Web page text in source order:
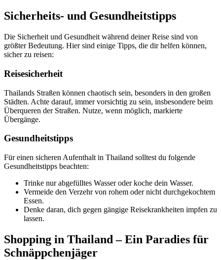
Sicherheits- und Gesundheitstipps
Die Sicherheit und Gesundheit während deiner Reise sind von
größter Bedeutung. Hier sind einige Tipps, die dir helfen können,
sicher zu reisen:
Reisesicherheit
Thailands Straßen können chaotisch sein, besonders in den großen
Städten. Achte darauf, immer vorsichtig zu sein, insbesondere beim
Überqueren der Straßen. Nutze, wenn möglich, markierte
Übergänge.
Gesundheitstipps
Für einen sicheren Aufenthalt in Thailand solltest du folgende
Gesundheitstipps beachten:
Trinke nur abgefülltes Wasser oder koche dein Wasser.
Vermeide den Verzehr von rohem oder nicht durchgekochtem
Essen.
Denke daran, dich gegen gängige Reisekrankheiten impfen zu
lassen.
Shopping in Thailand – Ein Paradies für
Schnäppchenjäger